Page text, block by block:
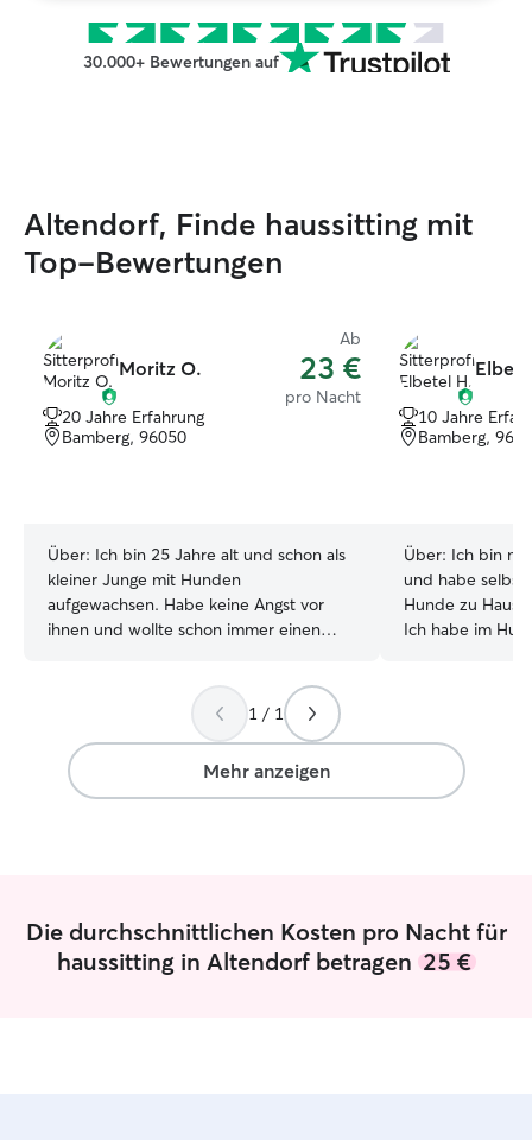
30.000+ Bewertungen auf
Altendorf, Finde haussitting mit
Top-Bewertungen
Moritz O.
Ab
23 €
pro Nacht
20 Jahre Erfahrung
Bamberg, 96050
Über: Ich bin 25 Jahre alt und schon als
kleiner Junge mit Hunden
aufgewachsen. Habe keine Angst vor
ihnen und wollte schon immer einen
ich mir gerne zwischendurch die Zeit für
18 Uhr. Abendspaziergänge oder
Betreuung am Wochenende sind kein
Problem. Übernachtung sind gerne
draußen verbringen, wenn das Wetter
mitspielt. Ansonsten Betreuung in der
10 Jahre
Bamberg,
Über: Ich bin
und habe selbst
Hunde zu
Ich habe im
verschiedenen
Charakteren
Hund behandle
Programm an
Ich nehme
Degree-
1 / 1
Mehr anzeigen
Die durchschnittlichen Kosten pro Nacht für
haussitting in Altendorf betragen 25 €